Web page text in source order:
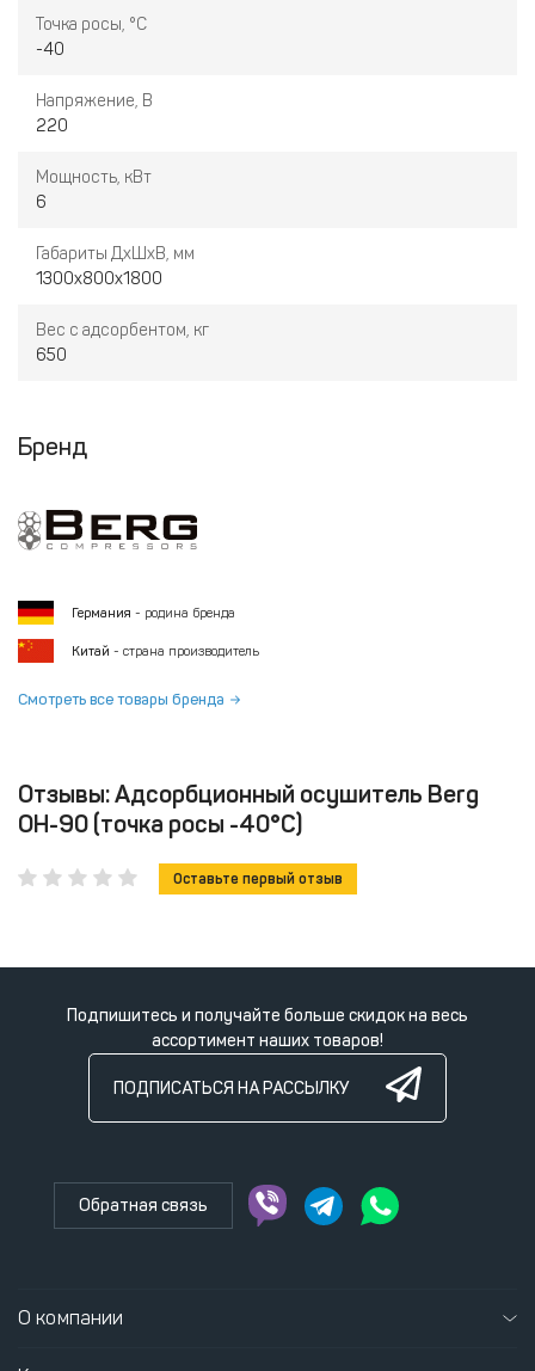
Точка росы, °С
-40
Напряжение, В
220
Мощность, кВт
6
Габариты ДхШхВ, мм
1300х800х1800
Вес с адсорбентом, кг
650
Бренд
Германия - родина бренда
Китай - страна производитель
Смотреть все товары бренда
Отзывы: Адсорбционный осушитель Berg
ОН-90 (точка росы -40°С)
Оставьте первый отзыв
Подпишитесь и получайте больше скидок на весь
ассортимент наших товаров!
ПОДПИСАТЬСЯ НА РАССЫЛКУ
Обратная связь
О компании